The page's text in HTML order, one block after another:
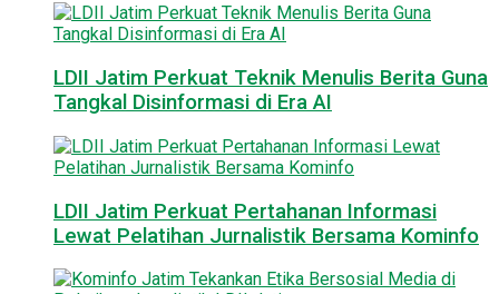
LDII Jatim Perkuat Teknik Menulis Berita Guna
Tangkal Disinformasi di Era AI
LDII Jatim Perkuat Pertahanan Informasi
Lewat Pelatihan Jurnalistik Bersama Kominfo